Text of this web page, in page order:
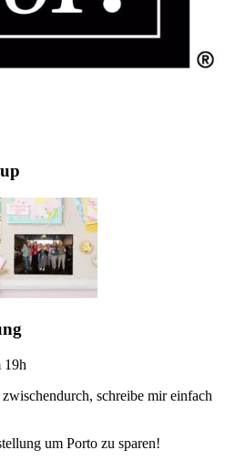
19h
schreibe mir einfach
um Porto zu sparen!